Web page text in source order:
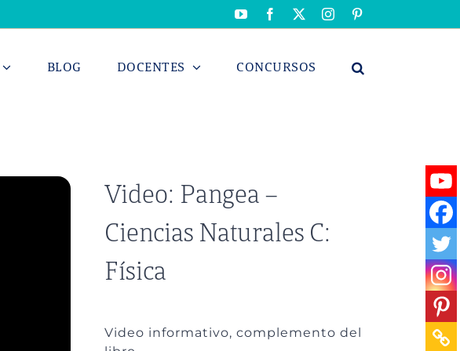
YouTubeFacebook Instagram
BLOG DOCENTES CONCURSOS
Video: Pangea –
Ciencias Naturales C:
Física
Video informativo, complemento del